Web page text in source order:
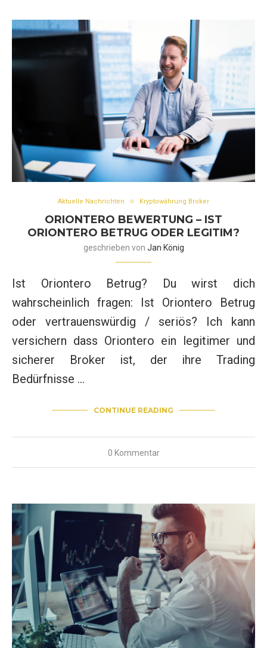
Aktuelle Nachrichten Kryptowährung Broker
ORIONTERO BEWERTUNG – IST
ORIONTERO BETRUG ODER LEGITIM?
geschrieben von Jan König
Ist Oriontero Betrug? Du wirst dich
wahrscheinlich fragen: Ist Oriontero Betrug
oder vertrauenswürdig / seriös? Ich kann
versichern dass Oriontero ein legitimer und
sicherer Broker ist, der ihre Trading
Bedürfnisse …
CONTINUE READING
0 Kommentar